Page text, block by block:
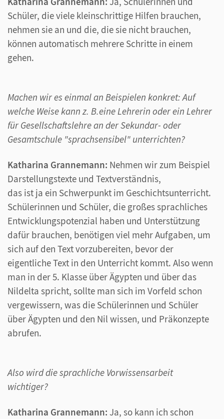
Schüler, die viele kleinschrittige Hilfen brauchen,
nehmen sie an und die, die sie nicht brauchen,
können automatisch mehrere Schritte in einem
gehen.
Machen wir es einmal an Beispielen konkret: Auf
welche Weise kann z. B.eine Lehrerin oder ein Lehrer
für Gesellschaftslehre an der Sekundar- oder
Gesamtschule "sprachsensibel" unterrichten?
Katharina Grannemann: Nehmen wir zum Beispiel
Darstellungstexte und Textverständnis,
das ist ja ein Schwerpunkt im Geschichtsunterricht.
Schülerinnen und Schüler, die großes sprachliches
Entwicklungspotenzial haben und Unterstützung
dafür brauchen, benötigen viel mehr Aufgaben, um
sich auf den Text vorzubereiten, bevor der
eigentliche Text in den Unterricht kommt. Also wenn
man in der 5. Klasse über Ägypten und über das
Nildelta spricht, sollte man sich im Vorfeld schon
vergewissern, was die Schülerinnen und Schüler
über Ägypten und den Nil wissen, und Präkonzepte
abrufen.
Also wird die sprachliche Vorwissensarbeit
wichtiger?
Katharina Grannemann: Ja, so kann ich schon